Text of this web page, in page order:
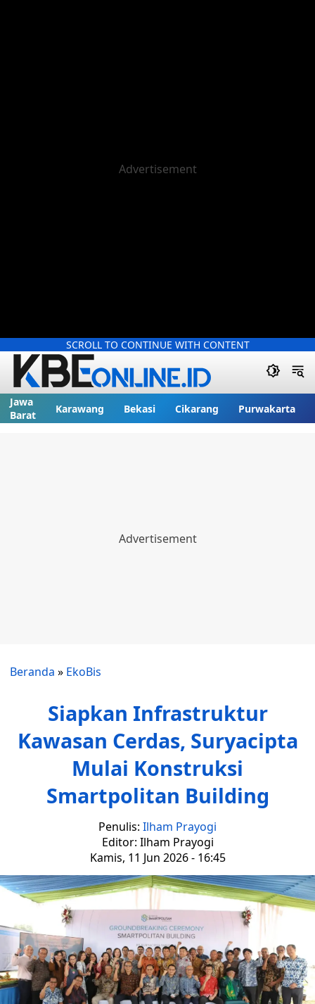
SCROLL TO CONTINUE WITH CONTENT
Jawa
Barat
Karawang Bekasi Cikarang Purwakarta
Beranda » EkoBis
Siapkan Infrastruktur
Kawasan Cerdas, Suryacipta
Mulai Konstruksi
Smartpolitan Building
Penulis: Ilham Prayogi
Editor: Ilham Prayogi
Kamis, 11 Jun 2026 - 16:45